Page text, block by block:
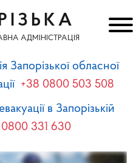
АДМІНІСТРАЦІЯ
Запорізької обласної
+38 0800 503 508
в Запорізькій
331 630